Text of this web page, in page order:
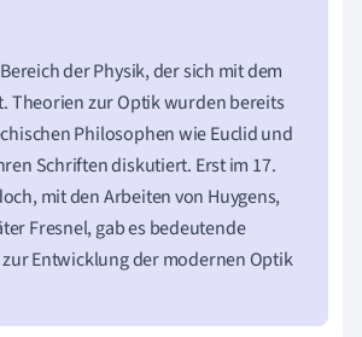
der Physik, der sich mit dem
Theorien zur Optik wurden bereits
Philosophen wie Euclid und
Schriften diskutiert. Erst im 17.
mit den Arbeiten von Huygens,
Fresnel, gab es bedeutende
Entwicklung der modernen Optik